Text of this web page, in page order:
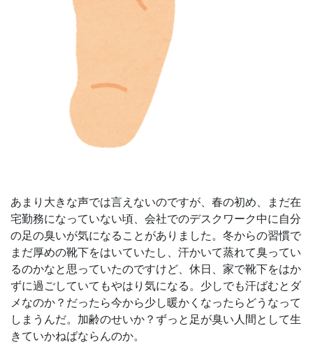
あまり大きな声では言えないのですが、春の初め、まだ在
宅勤務になっていない頃、会社でのデスクワーク中に自分
の足の臭いが気になることがありました。冬からの習慣で
まだ厚めの靴下をはいていたし、汗かいて蒸れて臭ってい
るのかなと思っていたのですけど、休日、家で靴下をはか
ずに過ごしていてもやはり気になる。少しでも汗ばむとダ
メなのか？だったら今から少し暖かくなったらどうなって
しまうんだ。加齢のせいか？ずっと足が臭い人間として生
きていかねばならんのか。